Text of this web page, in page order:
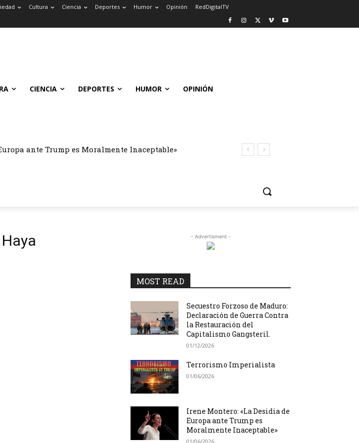
Cultura Ciencia Deportes Humor Opinión RedDigitalTV
CIENCIA DEPORTES HUMOR OPINIÓN
ante Trump es Moralmente Inaceptable»
- Advertisment -
MOST READ
Secuestro Forzoso de Maduro:
Declaración de Guerra Contra
la Restauración del
Capitalismo Gangsteril.
01/12/2026
Terrorismo Imperialista
01/06/2026
Irene Montero: «La Desidia de
Europa ante Trump es
Moralmente Inaceptable»
01/06/2026